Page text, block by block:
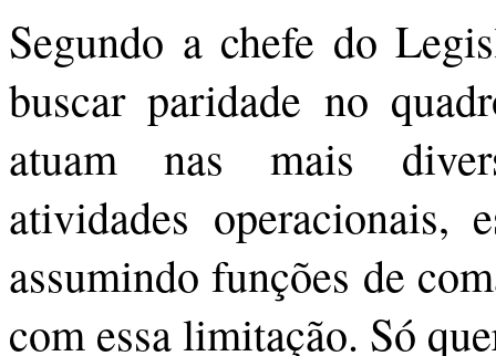
Segundo a chefe do
buscar paridade no
atuam nas mais
atividades operacionais,
assumindo funções de
com essa limitação. Só